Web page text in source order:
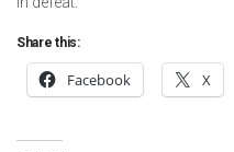
Share this:
Facebook X